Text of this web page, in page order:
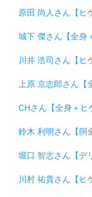
原田 尚人さん【ヒ
城下 傑さん【全身
川井 浩司さん【ヒ
上原 京志郎さん【
CHさん【全身＋ヒ
鈴木 利明さん【胴
堀口 智志さん【デ
川村 祐貴さん【ヒ